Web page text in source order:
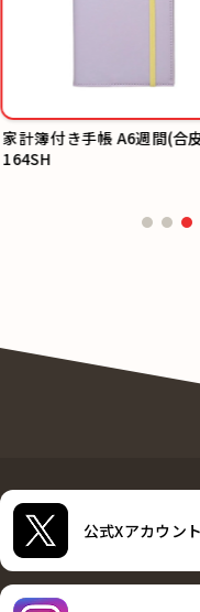
家計簿付き手帳 A6週間(合
164SH
公式Xアカウン